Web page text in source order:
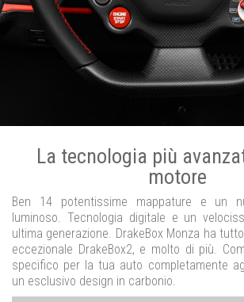
La tecnologia più
motore
Ben 14 potentissime mappature e un
luminoso. Tecnologia digitale e un
ultima generazione. DrakeBox Monza ha
eccezionale DrakeBox2, e molto di più.
specifico per la tua auto completamente
un esclusivo design in carbonio.